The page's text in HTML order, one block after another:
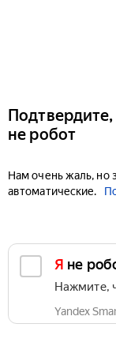
не робот
Нам очень жаль, но
автоматические.
Я не
Нажмите,
Yandex